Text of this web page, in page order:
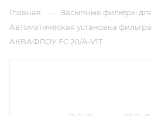
Главная — Засыпные фильтры
Автоматическая установка
АКВАФЛОУ FС 20/A-V1T